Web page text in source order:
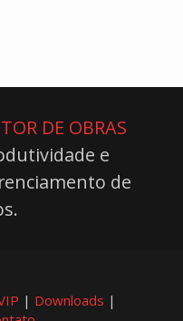
DE OBRAS
e
de
| Downloads |